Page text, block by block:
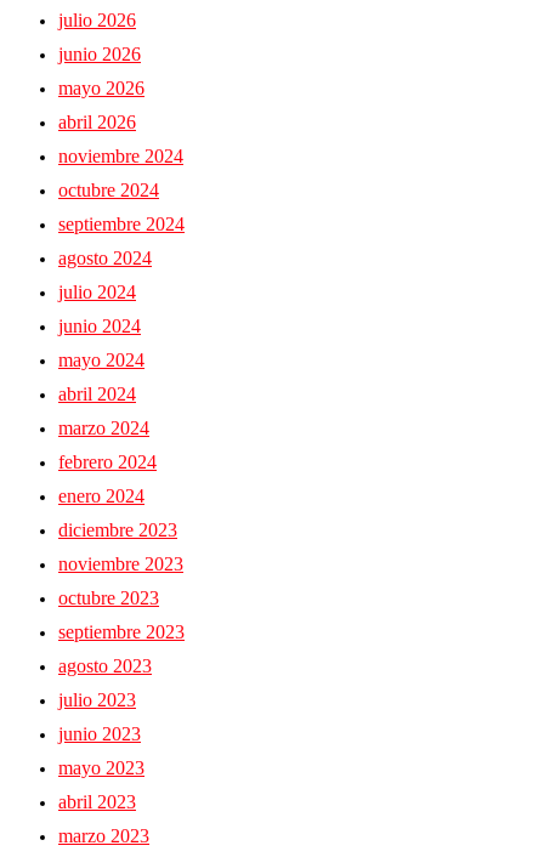
julio 2026
junio 2026
mayo 2026
abril 2026
noviembre 2024
octubre 2024
septiembre 2024
agosto 2024
julio 2024
junio 2024
mayo 2024
abril 2024
marzo 2024
febrero 2024
enero 2024
diciembre 2023
noviembre 2023
octubre 2023
septiembre 2023
agosto 2023
julio 2023
junio 2023
mayo 2023
abril 2023
marzo 2023